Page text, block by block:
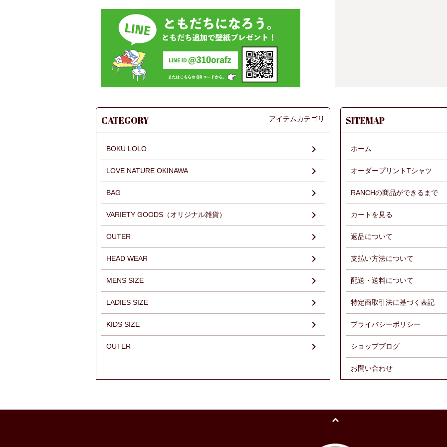
CATEGORY アイテムカテゴリ
BOKU LOLO
LOVE NATURE OKINAWA
BAG
VARIETY GOODS（オリジナル雑貨）
OUTER
HEAD WEAR
MENS SIZE
LADIES SIZE
KIDS SIZE
OUTER
SITEMAP
ホーム
オーダープリントTシャツ
RANCHの商品ができるまで
カートを見る
返品について
支払い方法について
配送・送料について
特定商取引法に基づく表記
プライバシーポリシー
ショップブログ
お問い合わせ